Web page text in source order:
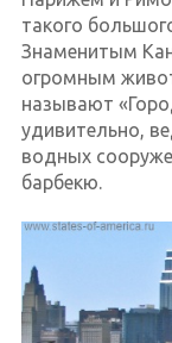
такого
Знаменитым
огромным
называют
удивительно,
водных
барбекю.